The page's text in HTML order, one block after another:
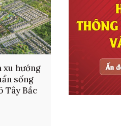
xu hướng
sống
Tây Bắc